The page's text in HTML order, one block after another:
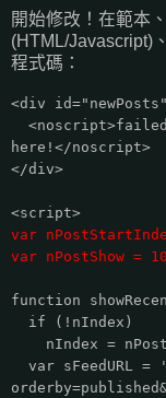
開始修改！在範本
(HTML/Javascript)
程式碼：
<div
here!</noscript>
</div>
<script>
var
var nPostShow =
function
if (!nIndex)
nIndex =
var sFeedURL =